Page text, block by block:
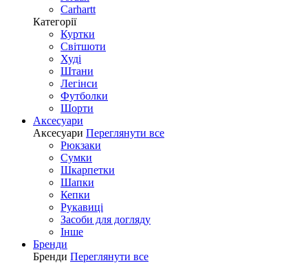
Carhartt
Категорії
Куртки
Світшоти
Худі
Штани
Легінси
Футболки
Шорти
Аксесуари
Аксесуари Переглянути все
Рюкзаки
Сумки
Шкарпетки
Шапки
Кепки
Рукавиці
Засоби для догляду
Інше
Бренди
Бренди Переглянути все